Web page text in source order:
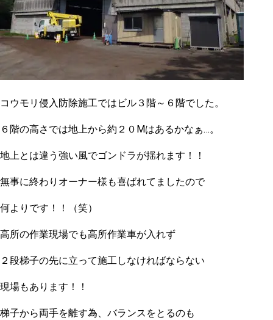
コウモリ侵入防除施工ではビル３階～６階でした。
６階の高さでは地上から約２０Mはあるかなぁ…。
地上とは違う強い風でゴンドラが揺れます！！
無事に終わりオーナー様も喜ばれてましたので
何よりです！！（笑）
高所の作業現場でも高所作業車が入れず
２段梯子の先に立って施工しなければならない
現場もあります！！
梯子から両手を離す為、バランスをとるのも